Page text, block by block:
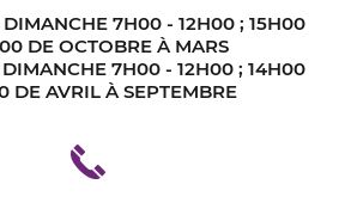
7H00 - 12H00 ; 15H00
DE OCTOBRE À MARS
7H00 - 12H00 ; 14H00
DE AVRIL À SEPTEMBRE